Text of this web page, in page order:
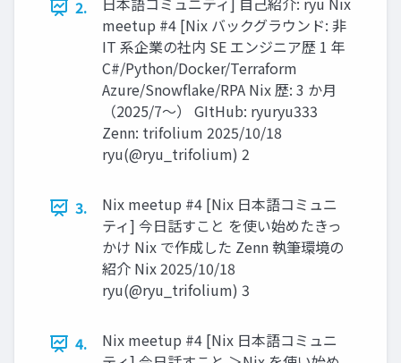
2.
meetup #4 [Nix バックグラウンド: 非
IT 系企業の社内 SE エンジニア歴 1 年
C#/Python/Docker/Terraform
Azure/Snowflake/RPA Nix 歴: 3 か月
（2025/7～） GItHub: ryuryu333
Zenn: trifolium 2025/10/18
ryu(@ryu_trifolium) 2
3.
Nix meetup #4 [Nix 日本語コミュニ
ティ] 今日話すこと を使い始めたきっ
かけ Nix で作成した Zenn 執筆環境の
紹介 Nix 2025/10/18
ryu(@ryu_trifolium) 3
4.
Nix meetup #4 [Nix 日本語コミュニ